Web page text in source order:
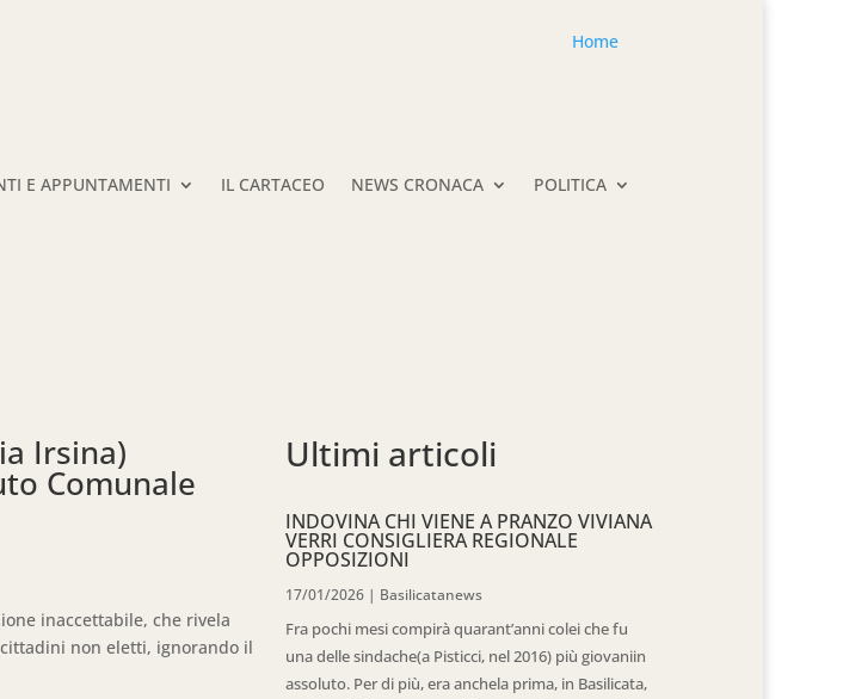
Home
E APPUNTAMENTI IL CARTACEO NEWS CRONACA POLITICA
Irsina)
Comunale
inaccettabile, che rivela
non eletti, ignorando il
Ultimi articoli
INDOVINA CHI VIENE A PRANZO VIVIANA
VERRI CONSIGLIERA REGIONALE
OPPOSIZIONI
17/01/2026| Basilicatanews
Fra pochi mesi compirà quarant’anni colei che fu
una delle sindache(a Pisticci, nel 2016) più giovaniin
assoluto. Per di più, era anchela prima, in Basilicata,